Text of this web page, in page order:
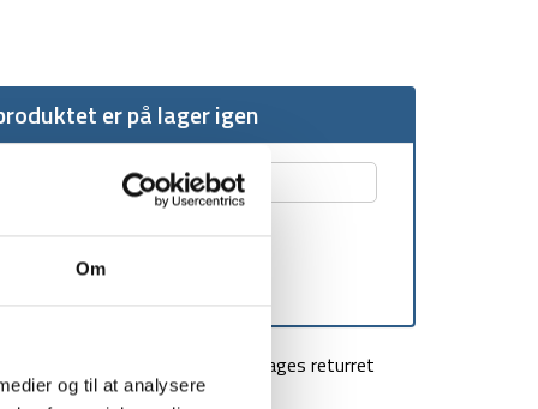
Om
og til at analysere
er på lager igen
100 dages returret